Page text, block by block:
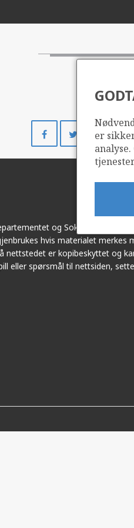
på
Facebook
Del
på
Twitter
Del
på
er
og Sokkeldirektoratet
hvis materialet merkes
nettstedet er kopibeskyttet og
eller spørsmål til nettsiden,